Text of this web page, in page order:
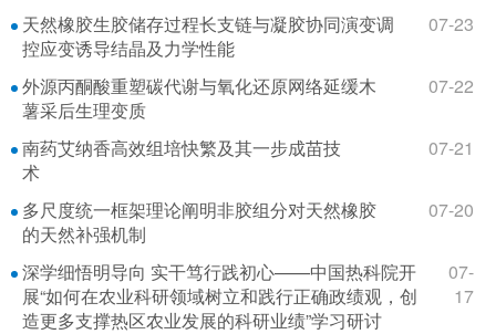
天然橡胶生胶储存过程长支链与凝胶协同演变调
控应变诱导结晶及力学性能
07-23
外源丙酮酸重塑碳代谢与氧化还原网络延缓木
薯采后生理变质
07-22
南药艾纳香高效组培快繁及其一步成苗技
术
07-21
多尺度统一框架理论阐明非胶组分对天然橡胶
的天然补强机制
07-20
深学细悟明导向 实干笃行践初心——中国热科院开
展“如何在农业科研领域树立和践行正确政绩观，创
造更多支撑热区农业发展的科研业绩”学习研讨
07-
17